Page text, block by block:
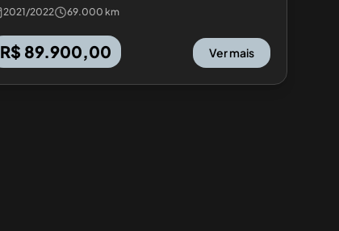
2021/2022 69.000 km
R$ 89.900,00 Ver mais